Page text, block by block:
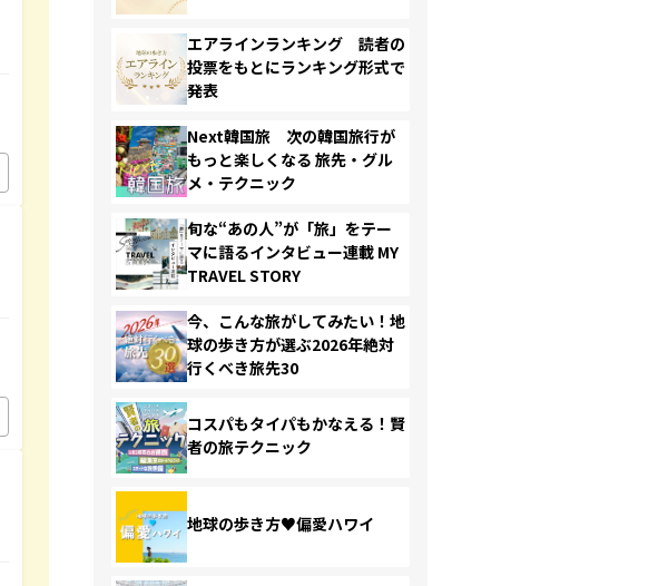
エアラインランキング 読者の
投票をもとにランキング形式で
発表
Next韓国旅 次の韓国旅行が
もっと楽しくなる 旅先・グル
メ・テクニック
旬な“あの人”が「旅」をテー
マに語るインタビュー連載 MY
TRAVEL STORY
今、こんな旅がしてみたい！地
球の歩き方が選ぶ2026年絶対
行くべき旅先30
コスパもタイパもかなえる！賢
者の旅テクニック
地球の歩き方♥偏愛ハワイ